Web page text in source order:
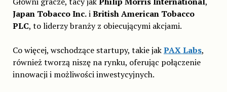
Japan Tobacco Inc.iBritish American Tobacco
PLC, to liderzy branży z obiecującymi akcjami.
Co więcej, wschodzące startupy, takie jakPAX Labs,
również tworzą niszę na rynku, oferując połączenie
innowacji i możliwości inwestycyjnych.